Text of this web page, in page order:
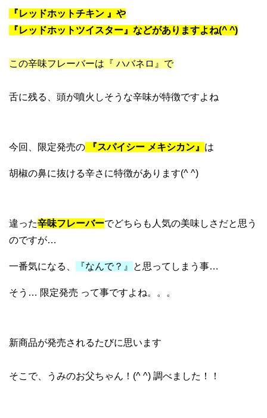
『レッドホットチキン 』や
『レッドホットツイスター』などがありますよね(^ ^)
この辛味フレーバーは『 ハバネロ』で
舌に残る、頭が噴火しそうな辛味が特徴ですよね
今回、限定発売の 『スパイシー メキシカン』 は
胡椒の鼻に抜ける辛さに特徴があります(^ ^)
違った辛味フレーバーでどちらも人気の美味しさだと思う
のですが…
一番気になる、 『なんで？』 と思ってしまう事…
そう… 限定発売 って事ですよね。。。
新商品が発売されるたびに思います
そこで、うみのお父ちゃん！(^ ^) 調べました！！